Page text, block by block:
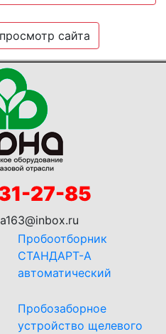
сайта
27-85
Пробоотборник
СТАНДАРТ-А
автоматический
Пробозаборное
устройство щелевого